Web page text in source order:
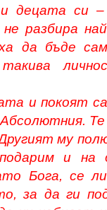
децата си –
разбира
да бъде
покоят са
Те
му
и на
Бога, се
за да ги